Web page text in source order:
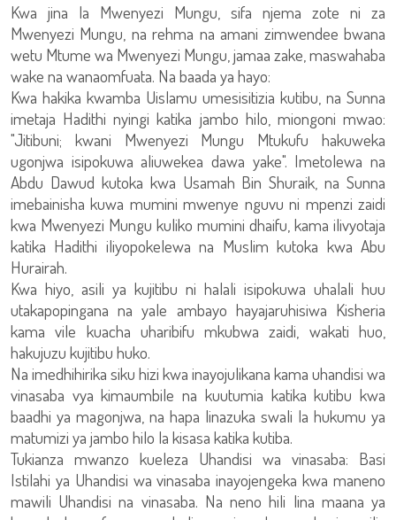
Kwa jina la Mwenyezi Mungu, sifa njema zote ni za
Mwenyezi Mungu, na rehma na amani zimwendee bwana
wetu Mtume wa Mwenyezi Mungu, jamaa zake, maswahaba
wake na wanaomfuata. Na baada ya hayo:
Kwa hakika kwamba Uislamu umesisitizia kutibu, na Sunna
imetaja Hadithi nyingi katika jambo hilo, miongoni mwao:
"Jitibuni; kwani Mwenyezi Mungu Mtukufu hakuweka
ugonjwa isipokuwa aliuwekea dawa yake". Imetolewa na
Abdu Dawud kutoka kwa Usamah Bin Shuraik, na Sunna
imebainisha kuwa mumini mwenye nguvu ni mpenzi zaidi
kwa Mwenyezi Mungu kuliko mumini dhaifu, kama ilivyotaja
katika Hadithi iliyopokelewa na Muslim kutoka kwa Abu
Hurairah.
Kwa hiyo, asili ya kujitibu ni halali isipokuwa uhalali huu
utakapopingana na yale ambayo hayajaruhisiwa Kisheria
kama vile kuacha uharibifu mkubwa zaidi, wakati huo,
hakujuzu kujitibu huko.
Na imedhihirika siku hizi kwa inayojulikana kama uhandisi wa
vinasaba vya kimaumbile na kuutumia katika kutibu kwa
baadhi ya magonjwa, na hapa linazuka swali la hukumu ya
matumizi ya jambo hilo la kisasa katika kutiba.
Tukianza mwanzo kueleza Uhandisi wa vinasaba: Basi
Istilahi ya Uhandisi wa vinasaba inayojengeka kwa maneno
mawili Uhandisi na vinasaba. Na neno hili lina maana ya